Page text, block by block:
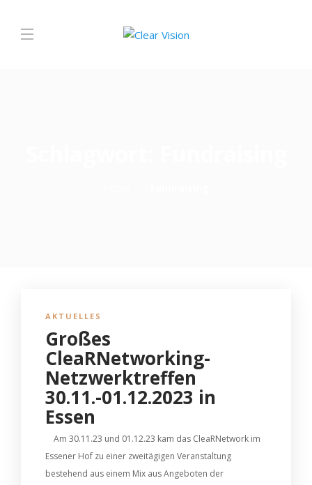
AKTUELLES
Großes
CleaRNetworking-
Netzwerktreffen
30.11.-01.12.2023 in
Essen
Am 30.11.23 und 01.12.23 kam das CleaRNetwork im
Essener Hof zu einer zweitägigen Veranstaltung
bestehend aus einem Mix aus Angeboten der